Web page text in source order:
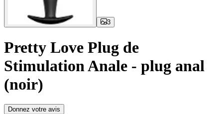
3
Pretty Love Plug de
Stimulation Anale - plug anal
(noir)
Donnez votre avis